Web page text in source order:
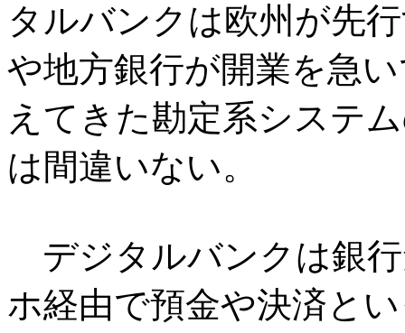
タルバンクは欧州が先
や地方銀行が開業を急
えてきた勘定系システ
は間違いない。
デジタルバンクは銀
ホ経由で預金や決済と